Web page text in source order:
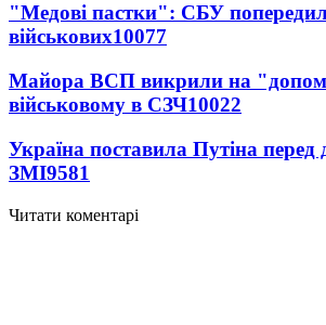
"Медові пастки": СБУ
військових10077
Майора ВСП викрили на
військовому в СЗЧ10022
Україна поставила Путіна
ЗМІ9581
Читати коментарі